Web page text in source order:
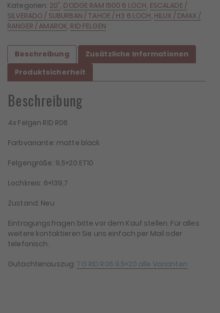
ET10
6x139,7
Menge
Kategorien: 20", DODGE RAM 1500 6 LOCH, ESCALADE /
SILVERADO / SUBURBAN / TAHOE / H3 6 LOCH, HILUX / DMAX /
RANGER / AMAROK, RID FELGEN
Beschreibung
Zusätzliche Informationen
Produktsicherheit
Beschreibung
4x Felgen RID R06
Farbvariante: matte black
Felgengröße: 9,5×20 ET10
Lochkreis: 6×139,7
Zustand: Neu
Eintragungsfragen bitte vor dem Kauf stellen. Für alles
weitere kontaktieren Sie uns einfach per Mail oder
telefonisch.
Gutachtenauszug: TG RID R06 9,5×20 alle Varianten